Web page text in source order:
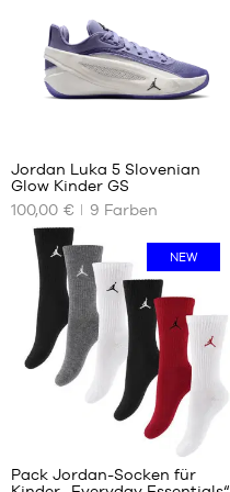
UNSERE
VERFÜGBAREN
GRÖSSEN
36
36.5
37.5
38
38.5
Jordan Luka 5 Slovenian
Glow Kinder GS
100,00 €
9 Farben
NEW
1
Pack Jordan-Socken für